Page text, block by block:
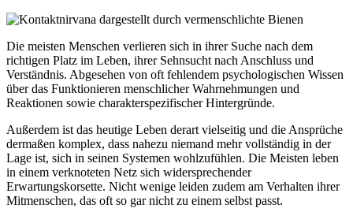
Die meisten Menschen verlieren sich in ihrer Suche nach dem
richtigen Platz im Leben, ihrer Sehnsucht nach Anschluss und
Verständnis. Abgesehen von oft fehlendem psychologischen Wissen
über das Funktionieren menschlicher Wahrnehmungen und
Reaktionen sowie charakterspezifischer Hintergründe.
Außerdem ist das heutige Leben derart vielseitig und die Ansprüche
dermaßen komplex, dass nahezu niemand mehr vollständig in der
Lage ist, sich in seinen Systemen wohlzufühlen. Die Meisten leben
in einem verknoteten Netz sich widersprechender
Erwartungskorsette. Nicht wenige leiden zudem am Verhalten ihrer
Mitmenschen, das oft so gar nicht zu einem selbst passt.